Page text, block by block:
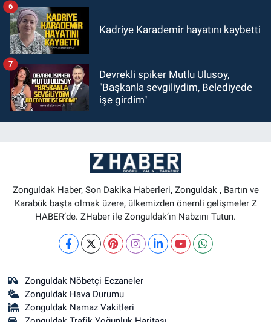
Kadriye Karademir hayatını kaybetti
6
Devrekli spiker Mutlu Ulusoy,
"Başkanla sevgiliydim, Belediyede
işe girdim"
7
Zonguldak Haber, Son Dakika Haberleri, Zonguldak , Bartın ve
Karabük başta olmak üzere, ülkemizden önemli gelişmeler Z
HABER’de. ZHaber ile Zonguldak’ın Nabzını Tutun.
Zonguldak Nöbetçi Eczaneler
Zonguldak Hava Durumu
Zonguldak Namaz Vakitleri